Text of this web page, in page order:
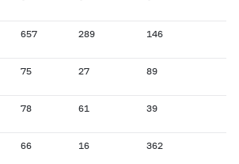
657 289 146
75 27 89
78 61 39
66 16 362